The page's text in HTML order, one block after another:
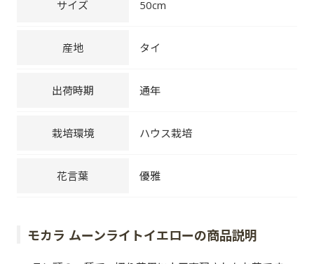
サイズ 50cm
産地 タイ
出荷時期 通年
栽培環境 ハウス栽培
花言葉 優雅
モカラ ムーンライトイエローの商品説明